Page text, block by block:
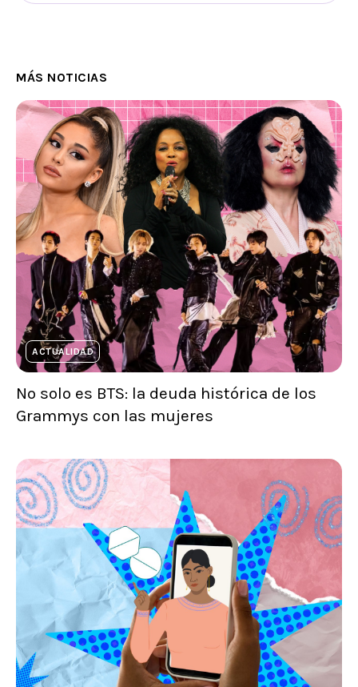
MÁS NOTICIAS
ACTUALIDAD
No solo es BTS: la deuda histórica de los
Grammys con las mujeres